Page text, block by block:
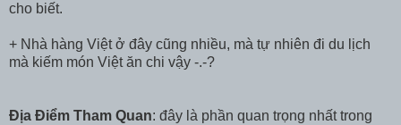
cho biết.
+ Nhà hàng Việt ở đây cũng nhiều, mà tự nhiên đi du lịch
mà kiếm món Việt ăn chi vậy -.-?
Địa Điểm Tham Quan: đây là phần quan trọng nhất trong